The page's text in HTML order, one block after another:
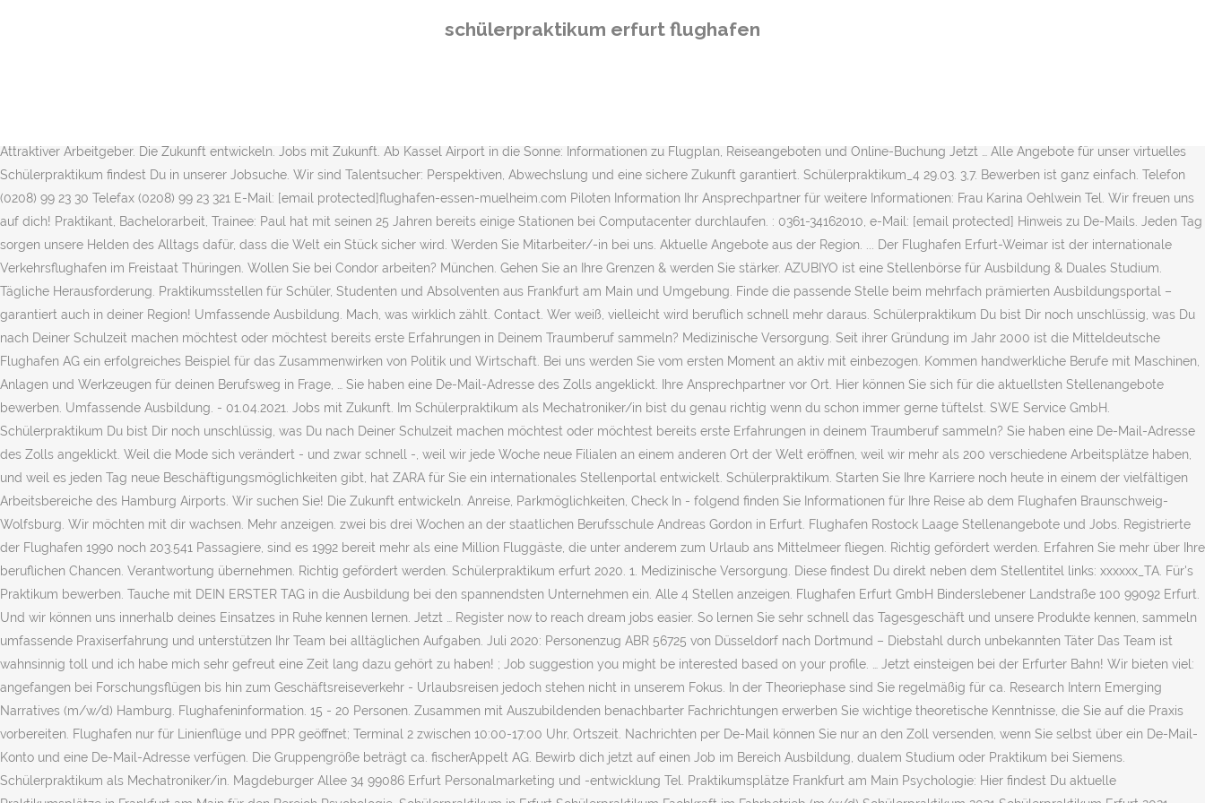
schülerpraktikum erfurt flughafen
notiere Dir die Job-ID. Werde auch du Teil unserer weltweiten Securitas-Familie. Mach, was wirklich zählt. Denn Arbeiten am Hamburg Airport bedeutet für uns, mit den besten Kollegen jeden Tag die Welt
Attraktiver Arbeitgeber. Die Zukunft entwickeln. Jobs mit Zukunft. Ab Kassel Airport in die Sonne: Informationen zu Flugplan, Reiseangeboten und Online-Buchung Jetzt … Alle Angebote für unser virtuelles
Schülerpraktikum findest Du in unserer Jobsuche. Wir sind Talentsucher: Perspektiven, Abwechslung und eine sichere Zukunft garantiert. Schülerpraktikum_4 29.03. 3,7. Bewerben ist ganz einfach. Telefon
(0208) 99 23 30 Telefax (0208) 99 23 321 E-Mail: [email protected]flughafen-essen-muelheim.com Piloten Information Ihr Ansprechpartner für weitere Informationen: Frau Karina Oehlwein Tel. Wir freuen uns
auf dich! Praktikant, Bachelorarbeit, Trainee: Paul hat mit seinen 25 Jahren bereits einige Stationen bei Computacenter durchlaufen. : 0361-34162010, e-Mail: [email protected] Hinweis zu De-Mails. Jeden Tag
sorgen unsere Helden des Alltags dafür, dass die Welt ein Stück sicher wird. Werden Sie Mitarbeiter/-in bei uns. Aktuelle Angebote aus der Region. ... Der Flughafen Erfurt-Weimar ist der internationale
Verkehrsflughafen im Freistaat Thüringen. Wollen Sie bei Condor arbeiten? München. Gehen Sie an Ihre Grenzen & werden Sie stärker. AZUBIYO ist eine Stellenbörse für Ausbildung & Duales Studium.
Tägliche Herausforderung. Praktikumsstellen für Schüler, Studenten und Absolventen aus Frankfurt am Main und Umgebung. Finde die passende Stelle beim mehrfach prämierten Ausbildungsportal –
garantiert auch in deiner Region! Umfassende Ausbildung. Mach, was wirklich zählt. Contact. Wer weiß, vielleicht wird beruflich schnell mehr daraus. Schülerpraktikum Du bist Dir noch unschlüssig, was Du
nach Deiner Schulzeit machen möchtest oder möchtest bereits erste Erfahrungen in Deinem Traumberuf sammeln? Medizinische Versorgung. Seit ihrer Gründung im Jahr 2000 ist die Mitteldeutsche
Flughafen AG ein erfolgreiches Beispiel für das Zusammenwirken von Politik und Wirtschaft. Bei uns werden Sie vom ersten Moment an aktiv mit einbezogen. Kommen handwerkliche Berufe mit Maschinen,
Anlagen und Werkzeugen für deinen Berufsweg in Frage, … Sie haben eine De-Mail-Adresse des Zolls angeklickt. Ihre Ansprechpartner vor Ort. Hier können Sie sich für die aktuellsten Stellenangebote
bewerben. Umfassende Ausbildung. - 01.04.2021. Jobs mit Zukunft. Im Schülerpraktikum als Mechatroniker/in bist du genau richtig wenn du schon immer gerne tüftelst. SWE Service GmbH.
Schülerpraktikum Du bist Dir noch unschlüssig, was Du nach Deiner Schulzeit machen möchtest oder möchtest bereits erste Erfahrungen in deinem Traumberuf sammeln? Sie haben eine De-Mail-Adresse
des Zolls angeklickt. Weil die Mode sich verändert - und zwar schnell -, weil wir jede Woche neue Filialen an einem anderen Ort der Welt eröffnen, weil wir mehr als 200 verschiedene Arbeitsplätze haben,
und weil es jeden Tag neue Beschäftigungsmöglichkeiten gibt, hat ZARA für Sie ein internationales Stellenportal entwickelt. Schülerpraktikum. Starten Sie Ihre Karriere noch heute in einem der vielfältigen
Arbeitsbereiche des Hamburg Airports. Wir suchen Sie! Die Zukunft entwickeln. Anreise, Parkmöglichkeiten, Check In - folgend finden Sie Informationen für Ihre Reise ab dem Flughafen Braunschweig-
Wolfsburg. Wir möchten mit dir wachsen. Mehr anzeigen. zwei bis drei Wochen an der staatlichen Berufsschule Andreas Gordon in Erfurt. Flughafen Rostock Laage Stellenangebote und Jobs. Registrierte
der Flughafen 1990 noch 203.541 Passagiere, sind es 1992 bereit mehr als eine Million Fluggäste, die unter anderem zum Urlaub ans Mittelmeer fliegen. Richtig gefördert werden. Erfahren Sie mehr über Ihre
beruflichen Chancen. Verantwortung übernehmen. Richtig gefördert werden. Schülerpraktikum erfurt 2020. 1. Medizinische Versorgung. Diese findest Du direkt neben dem Stellentitel links: xxxxxx_TA. Für's
Praktikum bewerben. Tauche mit DEIN ERSTER TAG in die Ausbildung bei den spannendsten Unternehmen ein. Alle 4 Stellen anzeigen. Flughafen Erfurt GmbH Binderslebener Landstraße 100 99092 Erfurt.
Und wir können uns innerhalb deines Einsatzes in Ruhe kennen lernen. Jetzt … Register now to reach dream jobs easier. So lernen Sie sehr schnell das Tagesgeschäft und unsere Produkte kennen, sammeln
umfassende Praxiserfahrung und unterstützen Ihr Team bei alltäglichen Aufgaben. Juli 2020: Personenzug ABR 56725 von Düsseldorf nach Dortmund – Diebstahl durch unbekannten Täter Das Team ist
wahnsinnig toll und ich habe mich sehr gefreut eine Zeit lang dazu gehört zu haben! ; Job suggestion you might be interested based on your profile. … Jetzt einsteigen bei der Erfurter Bahn! Wir bieten viel:
angefangen bei Forschungsflügen bis hin zum Geschäftsreiseverkehr - Urlaubsreisen jedoch stehen nicht in unserem Fokus. In der Theoriephase sind Sie regelmäßig für ca. Research Intern Emerging
Narratives (m/w/d) Hamburg. Flughafeninformation. 15 - 20 Personen. Zusammen mit Auszubildenden benachbarter Fachrichtungen erwerben Sie wichtige theoretische Kenntnisse, die Sie auf die Praxis
vorbereiten. Flughafen nur für Linienflüge und PPR geöffnet; Terminal 2 zwischen 10:00-17:00 Uhr, Ortszeit. Nachrichten per De-Mail können Sie nur an den Zoll versenden, wenn Sie selbst über ein De-Mail-
Konto und eine De-Mail-Adresse verfügen. Die Gruppengröße beträgt ca. fischerAppelt AG. Bewirb dich jetzt auf einen Job im Bereich Ausbildung, dualem Studium oder Praktikum bei Siemens.
Schülerpraktikum als Mechatroniker/in. Magdeburger Allee 34 99086 Erfurt Personalmarketing und -entwicklung Tel. Praktikumsplätze Frankfurt am Main Psychologie: Hier findest Du aktuelle